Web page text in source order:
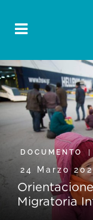
DOCUMENTO
24 Marzo
Migratoria